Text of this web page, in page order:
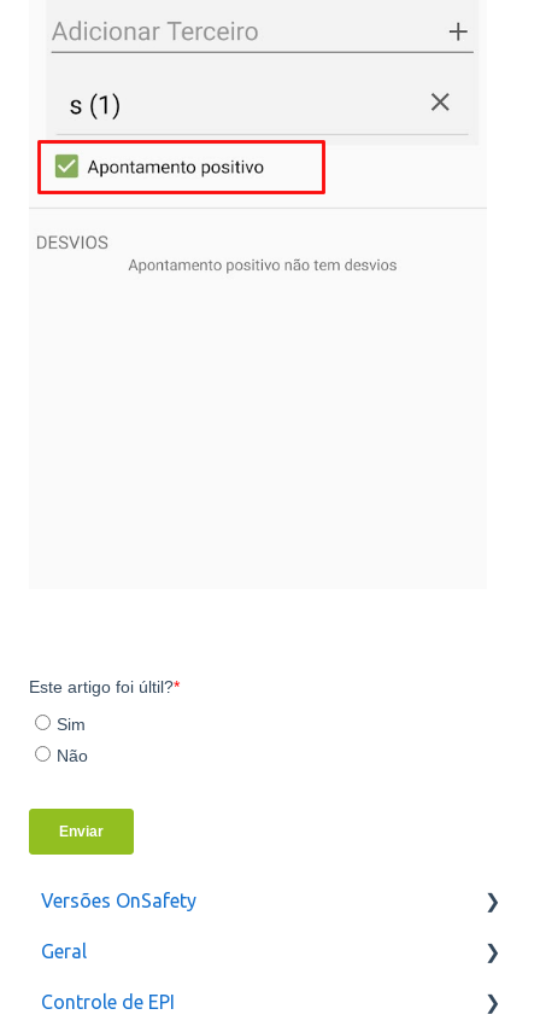
Versões OnSafety
Última Versão
Versões anteriores
Geral
Usuários
Controle de EPI